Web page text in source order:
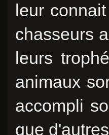
leur
chasseurs
leurs
animaux
accompli
que